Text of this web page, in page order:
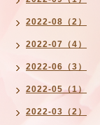
2022-08（2）
2022-07（4）
2022-06（3）
2022-05（1）
2022-03（2）